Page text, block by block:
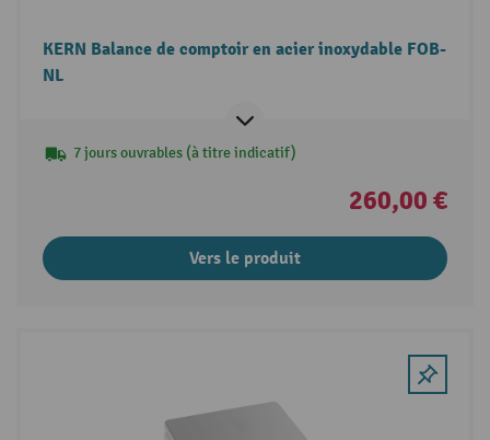
KERN Balance de comptoir en acier inoxydable FOB-
NL
7 jours ouvrables (à titre indicatif)
260,00 €
Vers le produit